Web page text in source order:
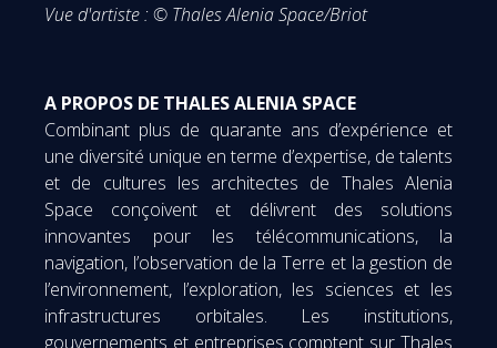
Vue d'artiste : © Thales Alenia Space/Briot
A PROPOS DE THALES ALENIA SPACE
Combinant plus de quarante ans d’expérience et
une diversité unique en terme d’expertise, de talents
et de cultures les architectes de Thales Alenia
Space conçoivent et délivrent des solutions
innovantes pour les télécommunications, la
navigation, l’observation de la Terre et la gestion de
l’environnement, l’exploration, les sciences et les
infrastructures orbitales. Les institutions,
gouvernements et entreprises comptent sur Thales